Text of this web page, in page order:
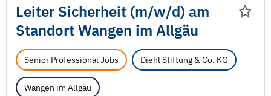
Leiter Sicherheit (m/w/d) am
Standort Wangen im Allgäu
Senior Professional Jobs Diehl Stiftung & Co. KG
Wangen im Allgäu